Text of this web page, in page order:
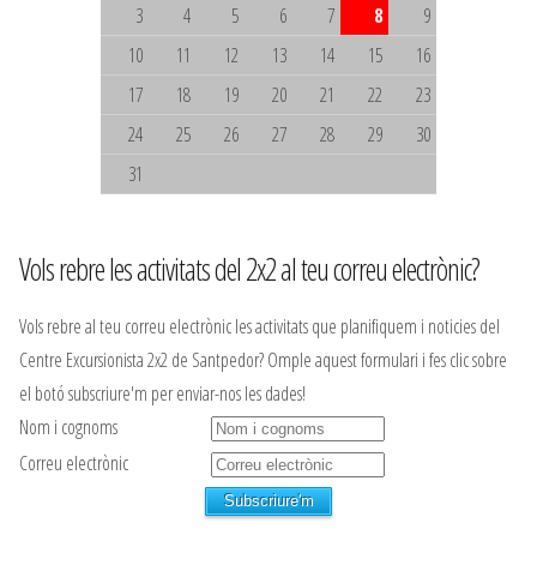
3
4 5 6 7 8
9
10
11 12 13 14 15
16
17
18 19 20 21 22
23
24
25 26 27 28 29
30
31
Vols rebre les activitats del 2x2 al teu correu electrònic?
Vols rebre al teu correu electrònic les activitats que planifiquem i noticies del
Centre Excursionista 2x2 de Santpedor? Omple aquest formulari i fes clic sobre
el botó subscriure'm per enviar-nos les dades!
Nom i cognoms
Correu electrònic